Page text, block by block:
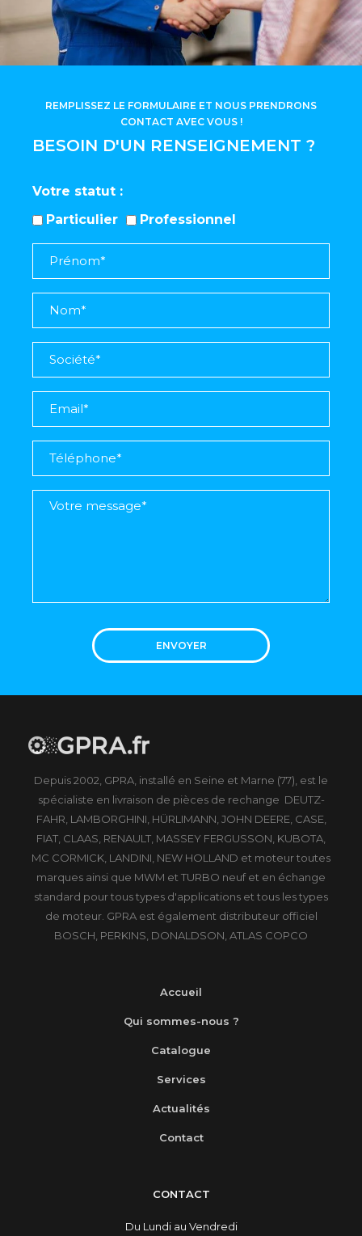
BESOIN D'UN RENSEIGNEMENT ?
REMPLISSEZ LE FORMULAIRE ET NOUS PRENDRONS
CONTACT AVEC VOUS !
Votre statut
Particulier
Professionnel
ENVOYER
Depuis 2002, GPRA, installé en Seine et Marne (77), est le
spécialiste en livraison de pièces de rechange DEUTZ-
FAHR, LAMBORGHINI, HÜRLIMANN, JOHN DEERE, CASE,
FIAT, CLAAS, RENAULT, MASSEY FERGUSSON, KUBOTA,
MC CORMICK, LANDINI, NEW HOLLAND et moteur toutes
marques ainsi que MWM et TURBO neuf et en échange
standard pour tous types d'applications et tous les types
de moteur. GPRA est également distributeur officiel
BOSCH, PERKINS, DONALDSON, ATLAS COPCO
Accueil
Qui sommes-nous ?
Catalogue
Services
Actualités
Contact
CONTACT
Du Lundi au Vendredi